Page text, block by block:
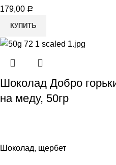
179,00 Р
КУПИТЬ
Шоколад Добро
на меду, 50гр
Шоколад, щербет